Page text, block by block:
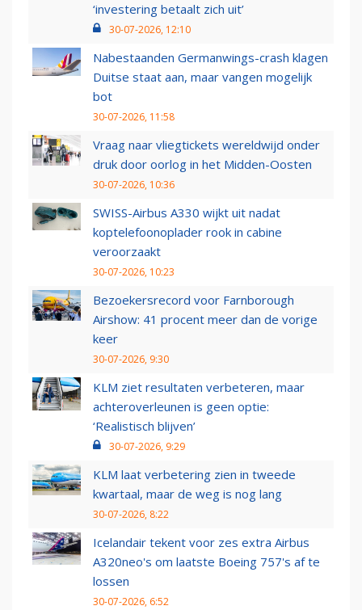
‘investering betaalt zich uit’
30-07-2026, 12:10
Nabestaanden Germanwings-crash klagen
Duitse staat aan, maar vangen mogelijk
bot
30-07-2026, 11:58
Vraag naar vliegtickets wereldwijd onder
druk door oorlog in het Midden-Oosten
30-07-2026, 10:36
SWISS-Airbus A330 wijkt uit nadat
koptelefoonoplader rook in cabine
veroorzaakt
30-07-2026, 10:23
Bezoekersrecord voor Farnborough
Airshow: 41 procent meer dan de vorige
keer
30-07-2026, 9:30
KLM ziet resultaten verbeteren, maar
achteroverleunen is geen optie:
‘Realistisch blijven’
30-07-2026, 9:29
KLM laat verbetering zien in tweede
kwartaal, maar de weg is nog lang
30-07-2026, 8:22
Icelandair tekent voor zes extra Airbus
A320neo's om laatste Boeing 757's af te
lossen
30-07-2026, 6:52